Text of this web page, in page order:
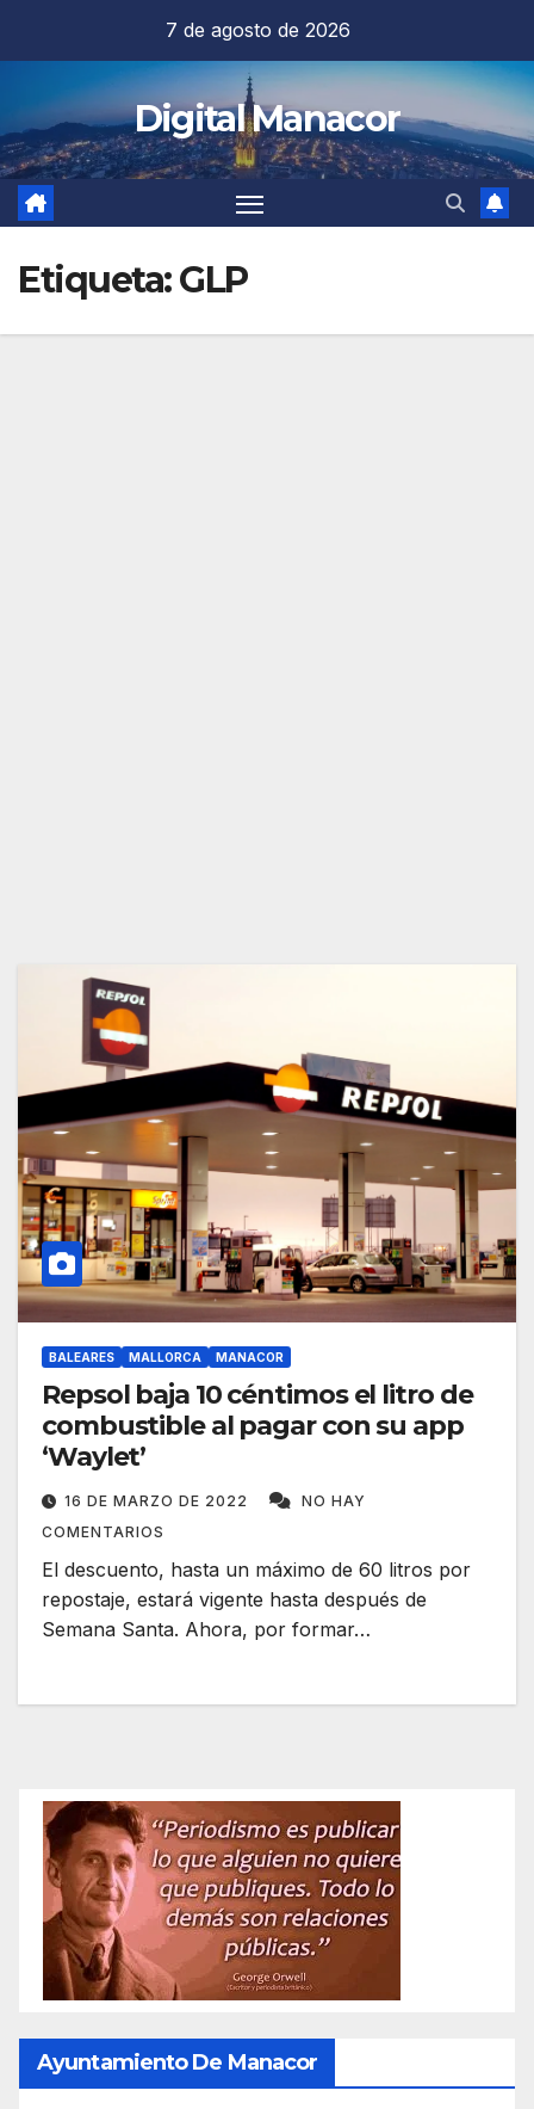
contenido
7 de agosto de 2026
Digital Manacor
Etiqueta:GLP
BALEARES MALLORCA MANACOR
Repsol baja 10 céntimos el litro de
combustible al pagar con su app
‘Waylet’
16 DE MARZO DE 2022
NO HAY
COMENTARIOS
El descuento, hasta un máximo de 60 litros por
repostaje, estará vigente hasta después de
Semana Santa. Ahora, por formar…
Ayuntamiento De Manacor